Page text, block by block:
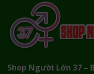
Shop Người Lớn 37 –